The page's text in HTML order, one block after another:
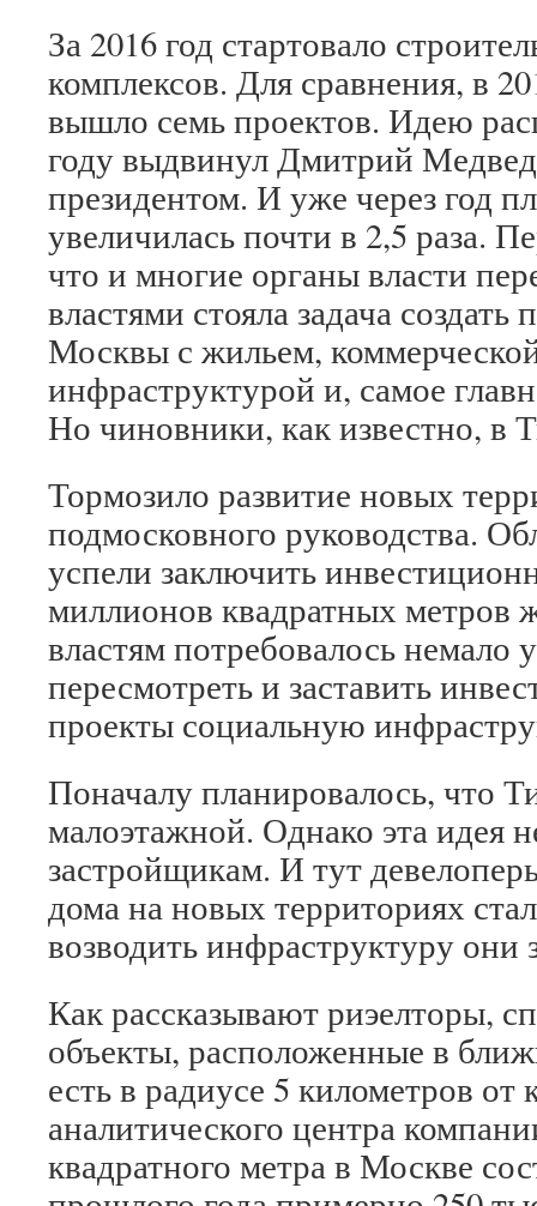
За 2016 год стартовало
комплексов. Для сравнения, в
вышло семь проектов. Идею
году выдвинул Дмитрий
президентом. И уже через год
увеличилась почти в 2,5 раза.
что и многие органы власти
властями стояла задача
Москвы с жильем,
инфраструктурой и, самое
Но чиновники, как известно, в
Тормозило развитие новых
подмосковного руководства.
успели заключить
миллионов квадратных метров
властям потребовалось немало
пересмотреть и заставить
проекты социальную
Поначалу планировалось, что
малоэтажной. Однако эта идея
застройщикам. И тут
дома на новых территориях
возводить инфраструктуру они
Как рассказывают риэелторы,
объекты, расположенные в
есть в радиусе 5 километров
аналитического центра
квадратного метра в Москве